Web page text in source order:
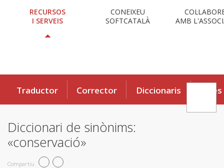
RECURSOS
I SERVEIS
CONEIXEU
SOFTCATALÀ
AMB
Traductor Corrector Diccionaris Eines
Diccionari de sinònims:
«conservació»
Compartiu